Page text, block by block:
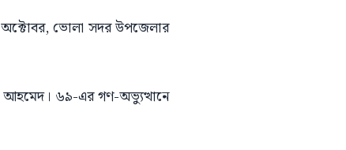
ভোলা সদর উপজেলার
আহমেদ। ৬৯-এর গণ-অভ্যুত্থানে